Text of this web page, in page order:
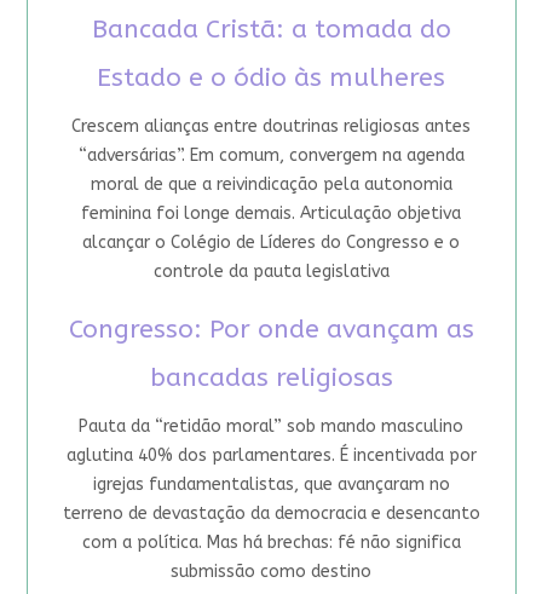
Bancada Cristã: a tomada do
Estado e o ódio às mulheres
Crescem alianças entre doutrinas religiosas antes
“adversárias”. Em comum, convergem na agenda
moral de que a reivindicação pela autonomia
feminina foi longe demais. Articulação objetiva
alcançar o Colégio de Líderes do Congresso e o
controle da pauta legislativa
Congresso: Por onde avançam as
bancadas religiosas
Pauta da “retidão moral” sob mando masculino
aglutina 40% dos parlamentares. É incentivada por
igrejas fundamentalistas, que avançaram no
terreno de devastação da democracia e desencanto
com a política. Mas há brechas: fé não significa
submissão como destino